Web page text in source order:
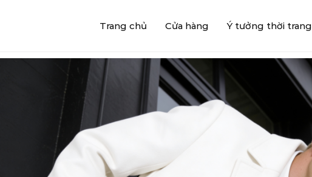
Trang chủ Cửa hàng Ý tưởng thời trang